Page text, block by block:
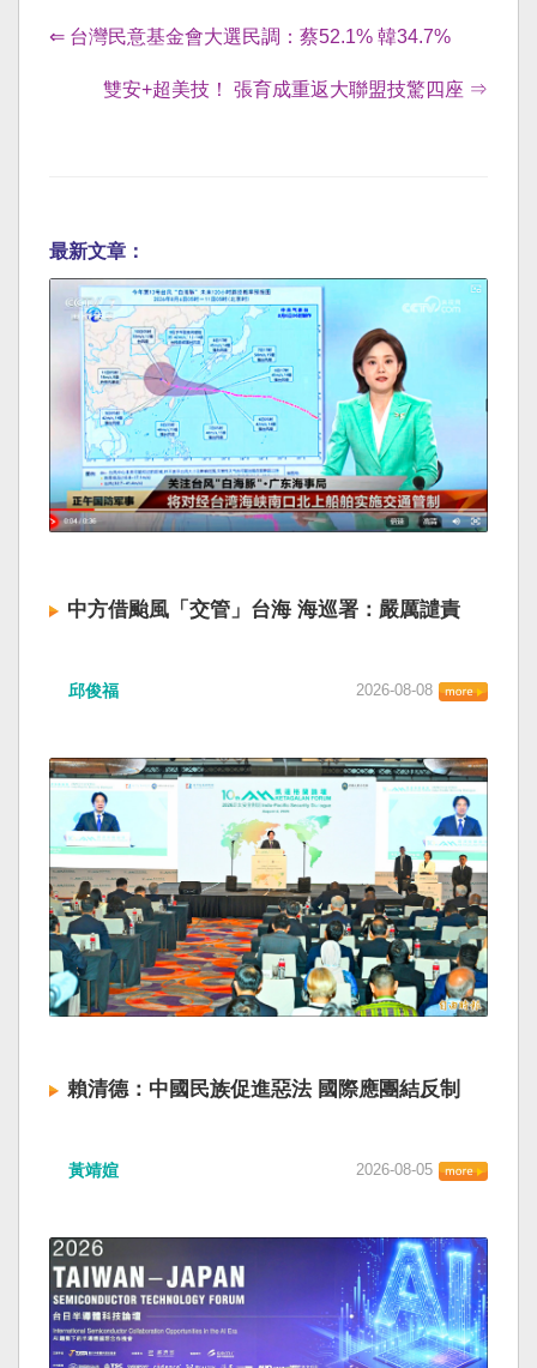
⇐ 台灣民意基金會大選民調：蔡52.1% 韓34.7%
雙安+超美技！ 張育成重返大聯盟技驚四座 ⇒
最新文章：
中方借颱風「交管」台海 海巡署：嚴厲譴責
邱俊福 2026-08-08
賴清德：中國民族促進惡法 國際應團結反制
黃靖媗 2026-08-05